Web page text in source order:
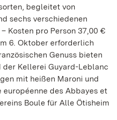
begleitet von
sechs verschiedenen
Kosten pro Person 37,00 €
6. Oktober erforderlich
Genuss bieten
Kellerei Guyard-Leblanc
mit heißen Maroni und
des Abbayes et
Boule für Alle Ötisheim